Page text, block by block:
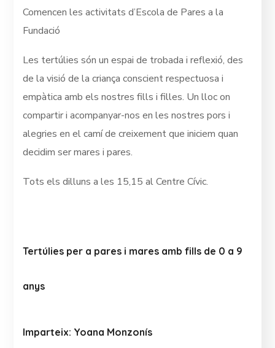
Comencen les activitats d’Escola de Pares a la
Fundació
Les tertúlies són un espai de trobada i reflexió, des
de la visió de la criança conscient respectuosa i
empàtica amb els nostres fills i filles. Un lloc on
compartir i acompanyar-nos en les nostres pors i
alegries en el camí de creixement que iniciem quan
decidim ser mares i pares.
Tots els dilluns a les 15,15 al Centre Cívic.
Tertúlies per a pares i mares amb fills de 0 a 9
anys
Imparteix: Yoana Monzonís